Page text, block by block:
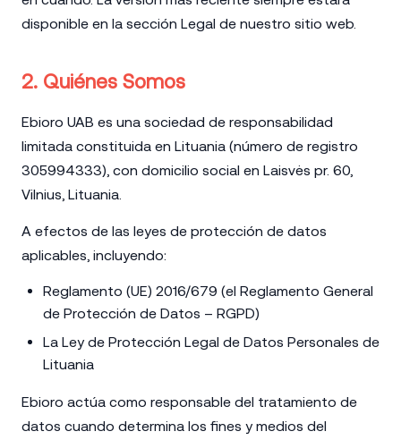
disponible en la sección Legal de nuestro sitio web.
2. Quiénes Somos
Ebioro UAB es una sociedad de responsabilidad
limitada constituida en Lituania (número de registro
305994333), con domicilio social en Laisvės pr. 60,
Vilnius, Lituania.
A efectos de las leyes de protección de datos
aplicables, incluyendo:
Reglamento (UE) 2016/679 (el Reglamento General
de Protección de Datos – RGPD)
La Ley de Protección Legal de Datos Personales de
Lituania
Ebioro actúa como responsable del tratamiento de
datos cuando determina los fines y medios del